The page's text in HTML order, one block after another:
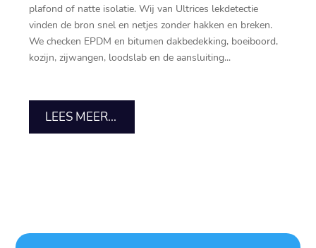
plafond of natte isolatie.​ Wij van Ultrices lekdetectie
vinden de bron snel en netjes zonder hakken en breken.​
We checken EPDM en bitumen dakbedekking, boeiboord,
kozijn, zijwangen, loodslab en de aansluiting...
LEES MEER...